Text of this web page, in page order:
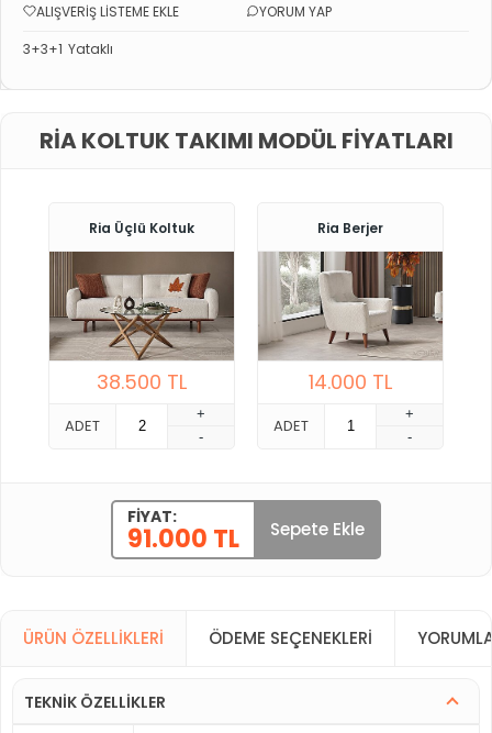
ALIŞVERIŞ LISTEME EKLE
YORUM YAP
3+3+1 Yataklı
RIA KOLTUK TAKIMI MODÜL FIYATLARI
Ria Üçlü Koltuk
38.500 TL
ADET
+
-
Ria Berjer
14.000 TL
ADET
+
-
FIYAT:
91.000 TL Sepete Ekle
ÜRÜN ÖZELLIKLERI ÖDEME SEÇENEKLERI
TEKNİK ÖZELLİKLER